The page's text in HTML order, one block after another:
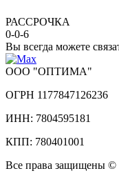
РАССРОЧКА
0-0-6
Вы всегда можете
ООО "ОПТИМА"
ОГРН 1177847126236
ИНН: 7804595181
КПП: 780401001
Все права защищены ©